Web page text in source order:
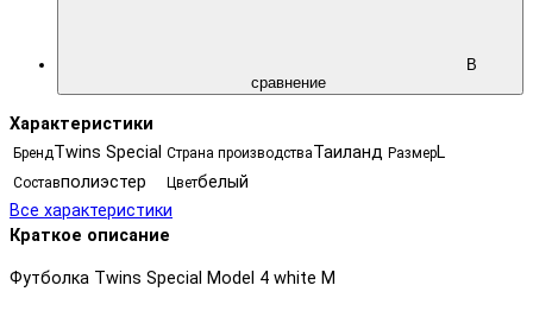
В
сравнение
Характеристики
БрендTwins Special Страна производстваТаиланд РазмерL
Составполиэстер Цветбелый
Все характеристики
Краткое описание
Футболка Twins Special Model 4 white M